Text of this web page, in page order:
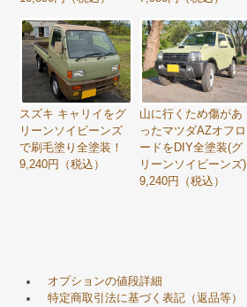
スズキ キャリイをグ
リーンソイビーンズ
で刷毛塗り全塗装！
9,240円（税込）
山に行くため傷があ
ったマツダAZオフロ
ードをDIY全塗装(グ
リーンソイビーンズ)
9,240円（税込）
オプションの値段詳細
特定商取引法に基づく表記（返品等）